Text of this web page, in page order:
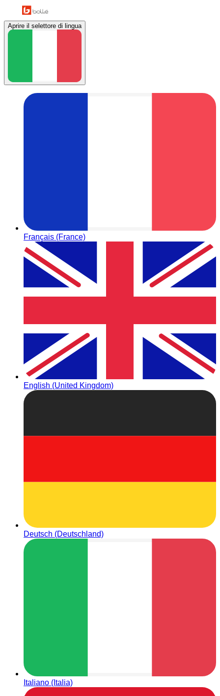
Aprire il selettore di lingua
Français (France)
English (United Kingdom)
Deutsch (Deutschland)
Italiano (Italia)